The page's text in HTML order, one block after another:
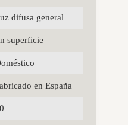
difusa general
superficie
en España